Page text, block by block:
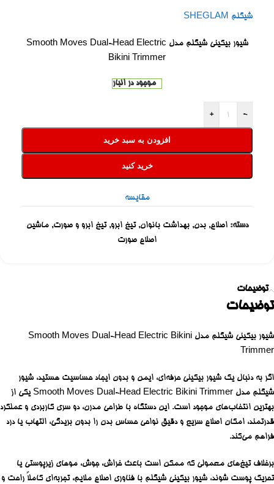
شیگلم SHEGLAM
شیور بیکینی شیگلم مدل Smooth Moves Dual-Head Electric
Bikini Trimmer
موجود در انبار
-
+
افزودن به سبد خرید
خرید کنید
مقایسه
دسته: اصلاح, بدن, بهداشت بانوان, تیغ ابرو, تیغ ابرو و صورت, ماشین
اصلاح صورت
توضیحات
توضیحات
شیور
بیکینی شیگلم مدل Smooth Moves Dual-Head Electric Bikini
Trimmer
اگر به دنبال یک شیور بیکینی حرفه‌ای، ایمن و بدون ایجاد حساسیت هستید، شیور
شیگلم مدل Smooth Moves Dual-Head Electric Bikini Trimmer
یکی از
بهترین انتخاب‌های موجود است. این دستگاه با طراحی مدرن، دو سری کاربردی و عملکرد
قدرتمند، امکان اصلاح سریع و دقیق نواحی حساس بدن را بدون بریدگی، التهاب یا درد
فراهم می‌کند.
برخلاف تیغ‌های معمولی که ممکن است باعث خراش، جوش، موهای زیرپوستی یا
تحریک پوست شوند، شیور بیکینی شیگلم با فناوری اصلاح ملایم، تجربه‌ای کاملاً راحت و